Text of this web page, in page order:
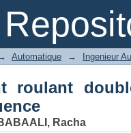
roulant double
Automatique → Ingenieur
roulant
Racha